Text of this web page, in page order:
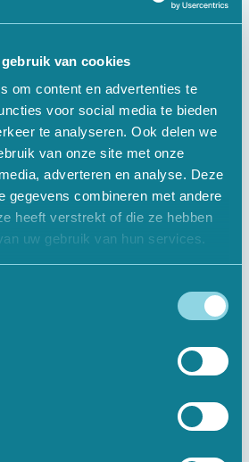
van cookies
om content en advertenties te
voor social media te bieden
te analyseren. Ook delen we
van onze site met onze
adverteren en analyse. Deze
gegevens combineren met andere
heeft verstrekt of die ze hebben
uw gebruik van hun services.